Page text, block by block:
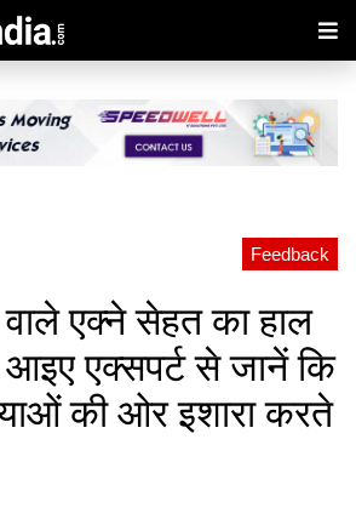
Feedback
एक्ने सेहत का हाल
एक्सपर्ट से जानें कि
की ओर इशारा करते